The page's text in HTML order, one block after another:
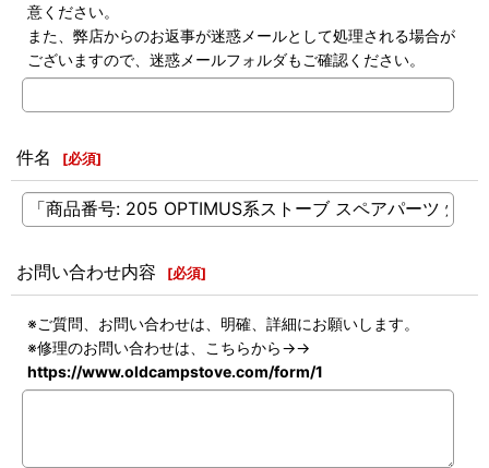
意ください。
また、弊店からのお返事が迷惑メールとして処理される場合が
ございますので、迷惑メールフォルダもご確認ください。
件名 [必須]
お問い合わせ内容 [必須]
※ご質問、お問い合わせは、明確、詳細にお願いします。
※修理のお問い合わせは、こちらから→→
https://www.oldcampstove.com/form/1